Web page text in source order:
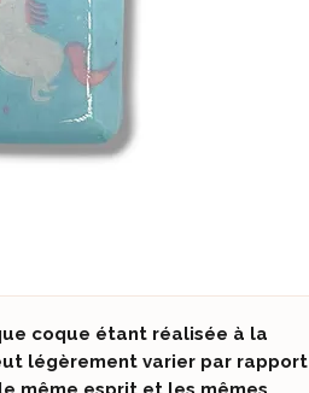
coque étant réalisée à la
légèrement varier par rapport